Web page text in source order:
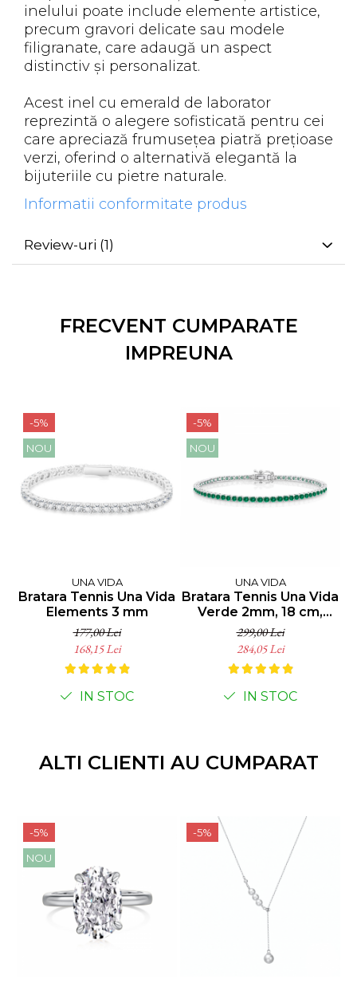
inelului poate include elemente artistice,
precum gravori delicate sau modele
filigranate, care adaugă un aspect
distinctiv și personalizat.
Acest inel cu emerald de laborator
reprezintă o alegere sofisticată pentru cei
care apreciază frumusețea piatră prețioase
verzi, oferind o alternativă elegantă la
bijuteriile cu pietre naturale.
Informatii conformitate produs
Review-uri (1)
FRECVENT CUMPARATE
IMPREUNA
-5%
NOU
UNA VIDA
Bratara Tennis Una Vida
Elements 3 mm
177,00 Lei
168,15 Lei
IN STOC
-5%
NOU
UNA VIDA
Bratara Tennis Una Vida
Verde 2mm, 18 cm,
Argint 925
299,00 Lei
284,05 Lei
IN STOC
ALTI CLIENTI AU CUMPARAT
-5%
NOU
-5%